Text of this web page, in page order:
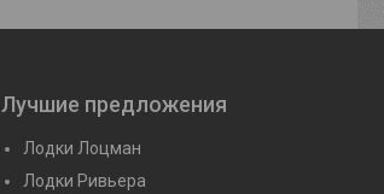
Лучшие предложения
Лодки Лоцман
Лодки Ривьера